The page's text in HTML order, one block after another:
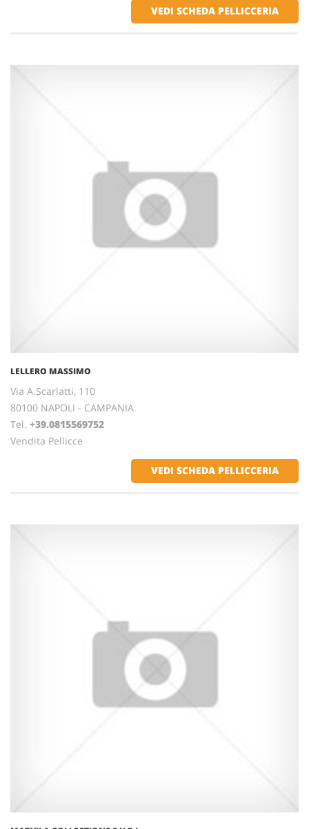
VEDI SCHEDA PELLICCERIA
LELLERO MASSIMO
Via A.Scarlatti, 110
80100 NAPOLI - CAMPANIA
Tel. +39.0815569752
Vendita Pellicce
VEDI SCHEDA PELLICCERIA